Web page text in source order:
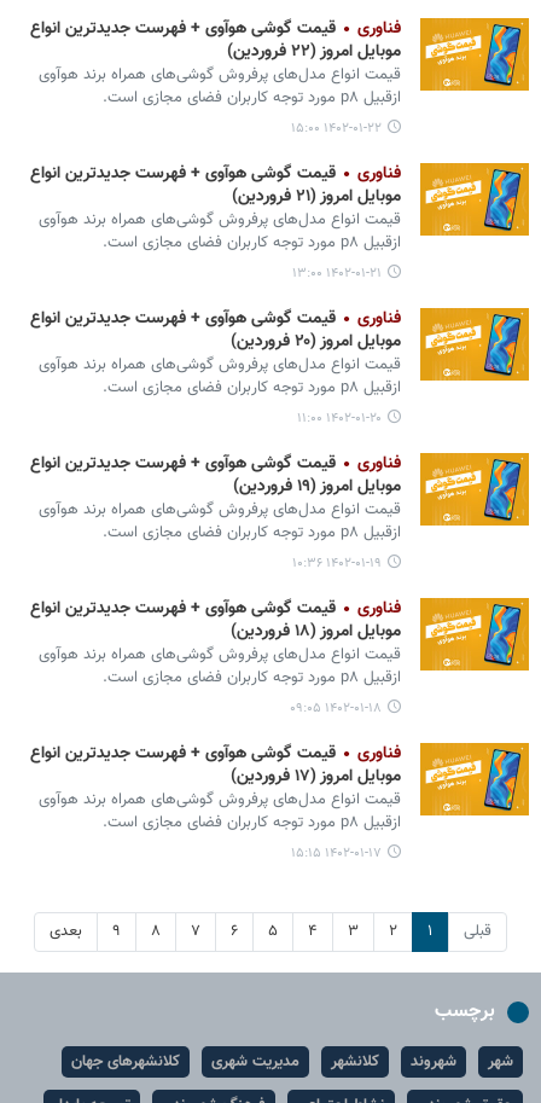
فناوری
قیمت گوشی هوآوی + فهرست جدیدترین انواع
موبایل امروز (۲۲ فروردین)
قیمت انواع مدل‌های پرفروش گوشی‌های همراه برند هوآوی
ازقبیل p۸ مورد توجه کاربران فضای مجازی است.
۱۴۰۲-۰۱-۲۲ ۱۵:۰۰
فناوری
قیمت گوشی هوآوی + فهرست جدیدترین انواع
موبایل امروز (۲۱ فروردین)
قیمت انواع مدل‌های پرفروش گوشی‌های همراه برند هوآوی
ازقبیل p۸ مورد توجه کاربران فضای مجازی است.
۱۴۰۲-۰۱-۲۱ ۱۳:۰۰
فناوری
قیمت گوشی هوآوی + فهرست جدیدترین انواع
موبایل امروز (۲۰ فروردین)
قیمت انواع مدل‌های پرفروش گوشی‌های همراه برند هوآوی
ازقبیل p۸ مورد توجه کاربران فضای مجازی است.
۱۴۰۲-۰۱-۲۰ ۱۱:۰۰
فناوری
قیمت گوشی هوآوی + فهرست جدیدترین انواع
موبایل امروز (۱۹ فروردین)
قیمت انواع مدل‌های پرفروش گوشی‌های همراه برند هوآوی
ازقبیل p۸ مورد توجه کاربران فضای مجازی است.
۱۴۰۲-۰۱-۱۹ ۱۰:۳۶
فناوری
قیمت گوشی هوآوی + فهرست جدیدترین انواع
موبایل امروز (۱۸ فروردین)
قیمت انواع مدل‌های پرفروش گوشی‌های همراه برند هوآوی
ازقبیل p۸ مورد توجه کاربران فضای مجازی است.
۱۴۰۲-۰۱-۱۸ ۰۹:۰۵
فناوری
قیمت گوشی هوآوی + فهرست جدیدترین انواع
موبایل امروز (۱۷ فروردین)
قیمت انواع مدل‌های پرفروش گوشی‌های همراه برند هوآوی
ازقبیل p۸ مورد توجه کاربران فضای مجازی است.
۱۴۰۲-۰۱-۱۷ ۱۵:۱۵
قبلی ۱ ۲ ۳ ۴ ۵ ۶ ۷ ۸ ۹ بعدی
برچسب
شهر شهروند کلانشهر مدیریت شهری
کلانشهرهای جهان